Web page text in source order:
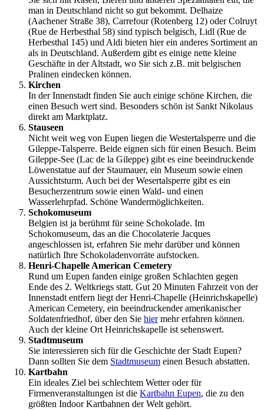
man in Deutschland nicht so gut bekommt. Delhaize
(Aachener Straße 38), Carrefour (Rotenberg 12) oder Colruyt
(Rue de Herbesthal 58) sind typisch belgisch, Lidl (Rue de
Herbesthal 145) und Aldi bieten hier ein anderes Sortiment an
als in Deutschland. Außerdem gibt es einige nette kleine
Geschäfte in der Altstadt, wo Sie sich z.B. mit belgischen
Pralinen eindecken können.
Kirchen
In der Innenstadt finden Sie auch einige schöne Kirchen, die
einen Besuch wert sind. Besonders schön ist Sankt Nikolaus
direkt am Marktplatz.
Stauseen
Nicht weit weg von Eupen liegen die Westertalsperre und die
Gileppe-Talsperre. Beide eignen sich für einen Besuch. Beim
Gileppe-See (Lac de la Gileppe) gibt es eine beeindruckende
Löwenstatue auf der Staumauer, ein Museum sowie einen
Aussichtsturm. Auch bei der Wesertalsperre gibt es ein
Besucherzentrum sowie einen Wald- und einen
Wasserlehrpfad. Schöne Wandermöglichkeiten.
Schokomuseum
Belgien ist ja berühmt für seine Schokolade. Im
Schokomuseum, das an die Chocolaterie Jacques
angeschlossen ist, erfahren Sie mehr darüber und können
natürlich Ihre Schokoladenvorräte aufstocken.
Henri-Chapelle American Cemetery
Rund um Eupen fanden einige großen Schlachten gegen
Ende des 2. Weltkriegs statt. Gut 20 Minuten Fahrzeit von der
Innenstadt entfern liegt der Henri-Chapelle (Heinrichskapelle)
American Cemetery, ein beeindruckender amerikanischer
Soldatenfriedhof, über den Sie hiermehr erfahren können.
Auch der kleine Ort Heinrichskapelle ist sehenswert.
Stadtmuseum
Sie interessieren sich für die Geschichte der Stadt Eupen?
Dann sollten Sie dem Stadtmuseum einen Besuch abstatten.
Kartbahn
Ein ideales Ziel bei schlechtem Wetter oder für
Firmenveranstaltungen ist die Kartbahn Eupen, die zu den
größten Indoor Kartbahnen der Welt gehört.